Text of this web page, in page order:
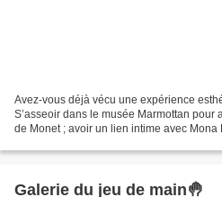
Avez-vous déjà vécu une expérience
S’asseoir dans le musée Marmottan pour
de Monet ; avoir un lien intime avec
Galerie du jeu de main🤚